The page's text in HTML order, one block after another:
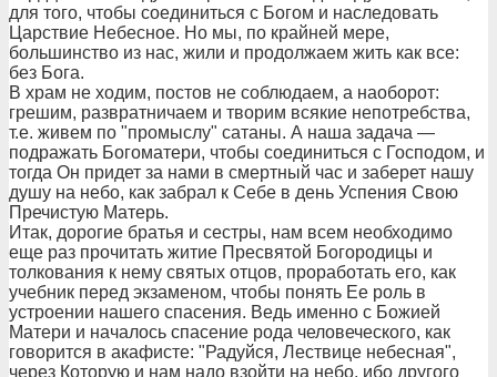
для того, чтобы соединиться с Богом и наследовать
Царствие Небесное. Но мы, по крайней мере,
большинство из нас, жили и продолжаем жить как все:
без Бога.
В храм не ходим, постов не соблюдаем, а наоборот:
грешим, развратничаем и творим всякие непотребства,
т.е. живем по "промыслу" сатаны. А наша задача —
подражать Богоматери, чтобы соединиться с Господом, и
тогда Он придет за нами в смертный час и заберет нашу
душу на небо, как забрал к Себе в день Успения Свою
Пречистую Матерь.
Итак, дорогие братья и сестры, нам всем необходимо
еще раз прочитать житие Пресвятой Богородицы и
толкования к нему святых отцов, проработать его, как
учебник перед экзаменом, чтобы понять Ее роль в
устроении нашего спасения. Ведь именно с Божией
Матери и началось спасение рода человеческого, как
говорится в акафисте: "Радуйся, Лествице небесная",
через Которую и нам надо взойти на небо, ибо другого